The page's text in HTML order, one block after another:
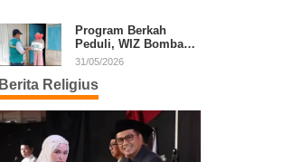
Program Berkah
Peduli, WIZ Bombana
Bantu Lansia dan
31/05/2026
Berita Religius